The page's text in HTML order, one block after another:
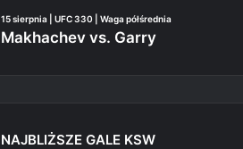
15 sierpnia | UFC 330 | Waga półśrednia
Makhachev vs. Garry
NAJBLIŻSZE GALE KSW